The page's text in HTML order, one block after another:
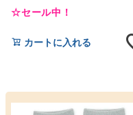
☆セール中！
カートに入れる